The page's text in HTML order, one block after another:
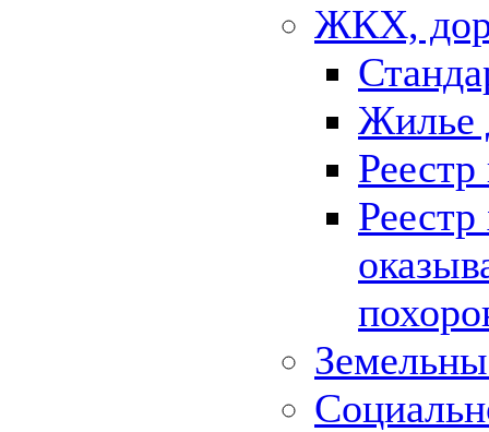
ЖКХ,
Жилье